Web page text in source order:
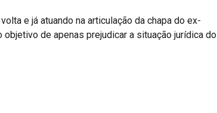
e já atuando na articulação da chapa do ex-
de apenas prejudicar a situação jurídica do